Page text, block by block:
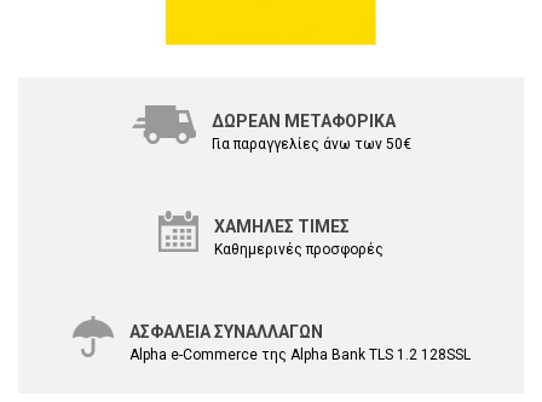
ΔΩΡΕΑΝ ΜΕΤΑΦΟΡΙΚΑ
Για παραγγελίες άνω των 50€
ΧΑΜΗΛΕΣ ΤΙΜΕΣ
Καθημερινές προσφορές
ΑΣΦΑΛΕΙΑ ΣΥΝΑΛΛΑΓΩΝ
Alpha e-Commerce της Alpha Bank TLS 1.2 128SSL